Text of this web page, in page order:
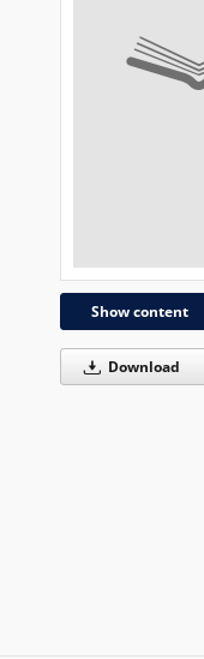
Show content
Download